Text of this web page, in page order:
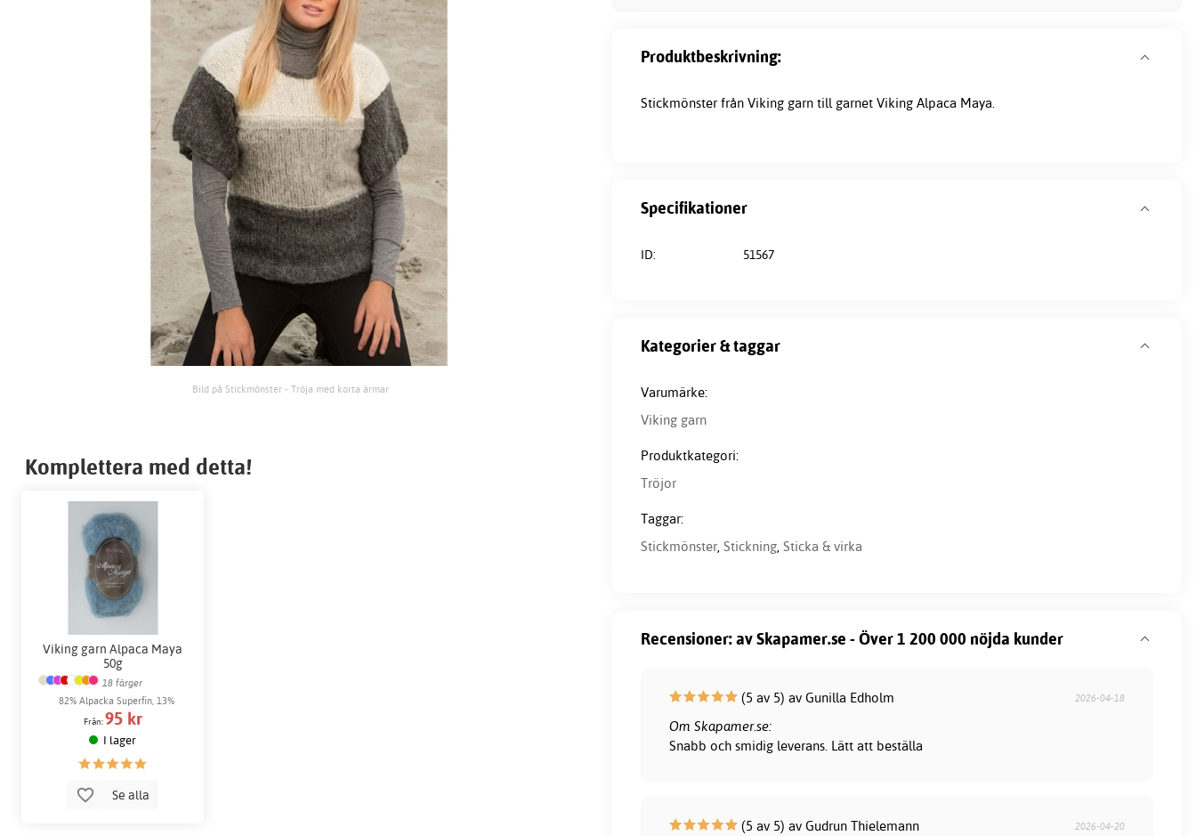
Bild på Stickmönster - Tröja med korta ärmar
Produktbeskrivning:
Stickmönster från Viking garn till garnet Viking Alpaca Maya.
Specifikationer
ID: 51567
Kategorier & taggar
Varumärke:
Viking garn
Produktkategori:
Tröjor
Taggar:
Stickmönster, Stickning, Sticka & virka
Komplettera med detta!
Viking garn Alpaca Maya
50g
18 färger
82% Alpacka Superfin, 13%
Merinoull, 5% Nylon
Från:95 kr
I lager
Se alla
Recensioner: av Skapamer.se - Över 1 200 000 nöjda kunder
(5 av 5) av Gunilla Edholm 2026-04-18
Om Skapamer.se:
Snabb och smidig leverans. Lätt att beställa
(5 av 5) av Gudrun Thielemann 2026-04-20